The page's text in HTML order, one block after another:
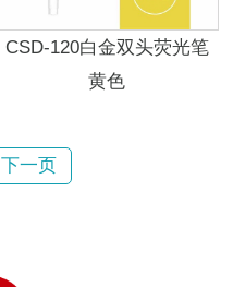
CSD-120白金双头荧光笔
黄色
下一页